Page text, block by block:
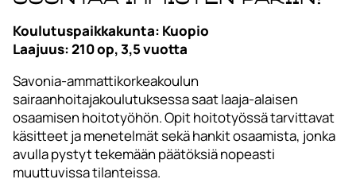
Koulutuspaikkakunta: Kuopio
Laajuus: 210 op, 3,5 vuotta
Savonia-ammattikorkeakoulun
sairaanhoitajakoulutuksessa saat laaja-alaisen
osaamisen hoitotyöhön. Opit hoitotyössä tarvittavat
käsitteet ja menetelmät sekä hankit osaamista, jonka
avulla pystyt tekemään päätöksiä nopeasti
muuttuvissa tilanteissa.